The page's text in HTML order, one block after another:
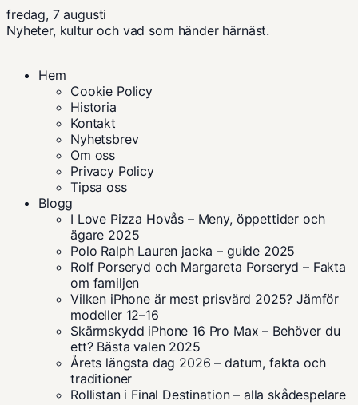
fredag, 7 augusti
Nyheter, kultur och vad som händer härnäst.
Hem
Cookie Policy
Historia
Kontakt
Nyhetsbrev
Om oss
Privacy Policy
Tipsa oss
Blogg
I Love Pizza Hovås – Meny, öppettider och
ägare 2025
Polo Ralph Lauren jacka – guide 2025
Rolf Porseryd och Margareta Porseryd – Fakta
om familjen
Vilken iPhone är mest prisvärd 2025? Jämför
modeller 12–16
Skärmskydd iPhone 16 Pro Max – Behöver du
ett? Bästa valen 2025
Årets längsta dag 2026 – datum, fakta och
traditioner
Rollistan i Final Destination – alla skådespelare